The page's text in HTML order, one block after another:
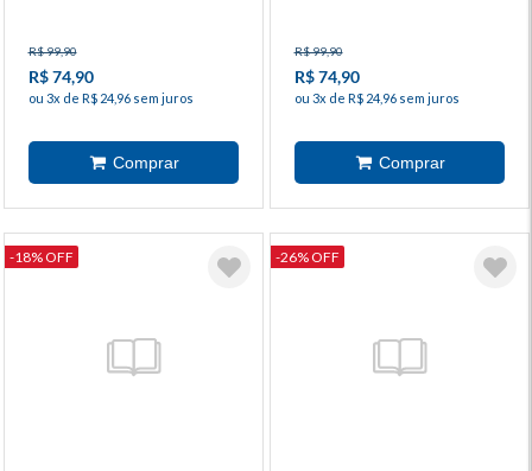
R$ 99,90
R$ 74,90
ou 3x de R$ 24,96 sem juros
R$ 99,90
R$ 74,90
ou 3x de R$ 24,96 sem juros
-18% OFF -26% OFF